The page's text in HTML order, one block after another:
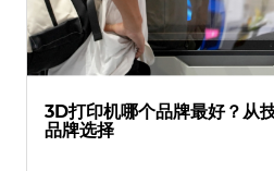
3D打印机哪个品牌最好？从
品牌选择